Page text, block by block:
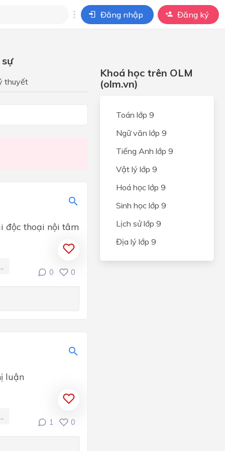
câu hỏi của
Đăng nhập Đăng ký
thuyết
độc thoại nội tâm
0 0
luận
1 0
Khoá học trên OLM
(olm.vn)
Toán lớp 9
Ngữ văn lớp 9
Tiếng Anh lớp 9
Vật lý lớp 9
Hoá học lớp 9
Sinh học lớp 9
Lịch sử lớp 9
Địa lý lớp 9